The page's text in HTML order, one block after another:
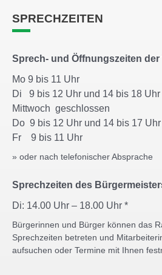
SPRECHZEITEN
Sprech- und Öffnungszeiten der
Mo 9 bis 11 Uhr
Di 9 bis 12 Uhr und 14 bis 18
Mittwoch geschlossen
Do 9 bis 12 Uhr und 14 bis 17
Fr 9 bis 11 Uhr
» oder nach telefonischer Absprache
Sprechzeiten des
Di: 14.00 Uhr – 18.00 Uhr *
Bürgerinnen und Bürger können das
Sprechzeiten betreten und
aufsuchen oder Termine mit Ihnen